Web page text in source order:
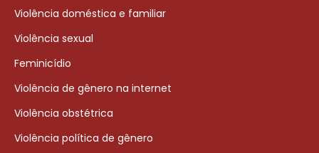
Violência doméstica e familiar
Violência sexual
Feminicídio
Violência de gênero na internet
Violência obstétrica
Violência política de gênero